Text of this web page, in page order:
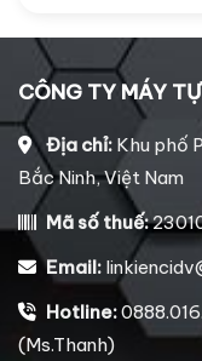
CÔNG TY MÁY
Địa chỉ: Khu phố
Bắc Ninh, Việt Nam
Mã số thuế:
Email:
Hotline:
(Ms.Thanh)